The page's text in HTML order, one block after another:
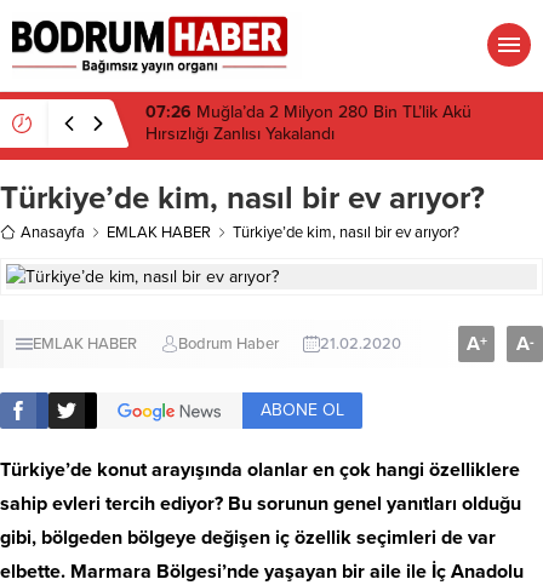
07:26 Muğla’da 2 Milyon 280 Bin TL’lik Akü
Hırsızlığı Zanlısı Yakalandı
Türkiye’de kim, nasıl bir ev arıyor?
Anasayfa EMLAK HABER Türkiye’de kim, nasıl bir ev arıyor?
EMLAK HABER Bodrum Haber 21.02.2020 A+ A-
ABONE OL
Türkiye’de konut arayışında olanlar en çok hangi özelliklere
sahip evleri tercih ediyor? Bu sorunun genel yanıtları olduğu
gibi, bölgeden bölgeye değişen iç özellik seçimleri de var
elbette. Marmara Bölgesi’nde yaşayan bir aile ile İç Anadolu